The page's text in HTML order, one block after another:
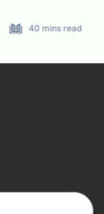
40 mins read